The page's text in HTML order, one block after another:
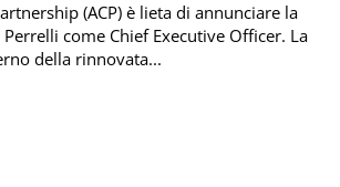
(ACP) è lieta di annunciare la
come Chief Executive Officer. La
della rinnovata...